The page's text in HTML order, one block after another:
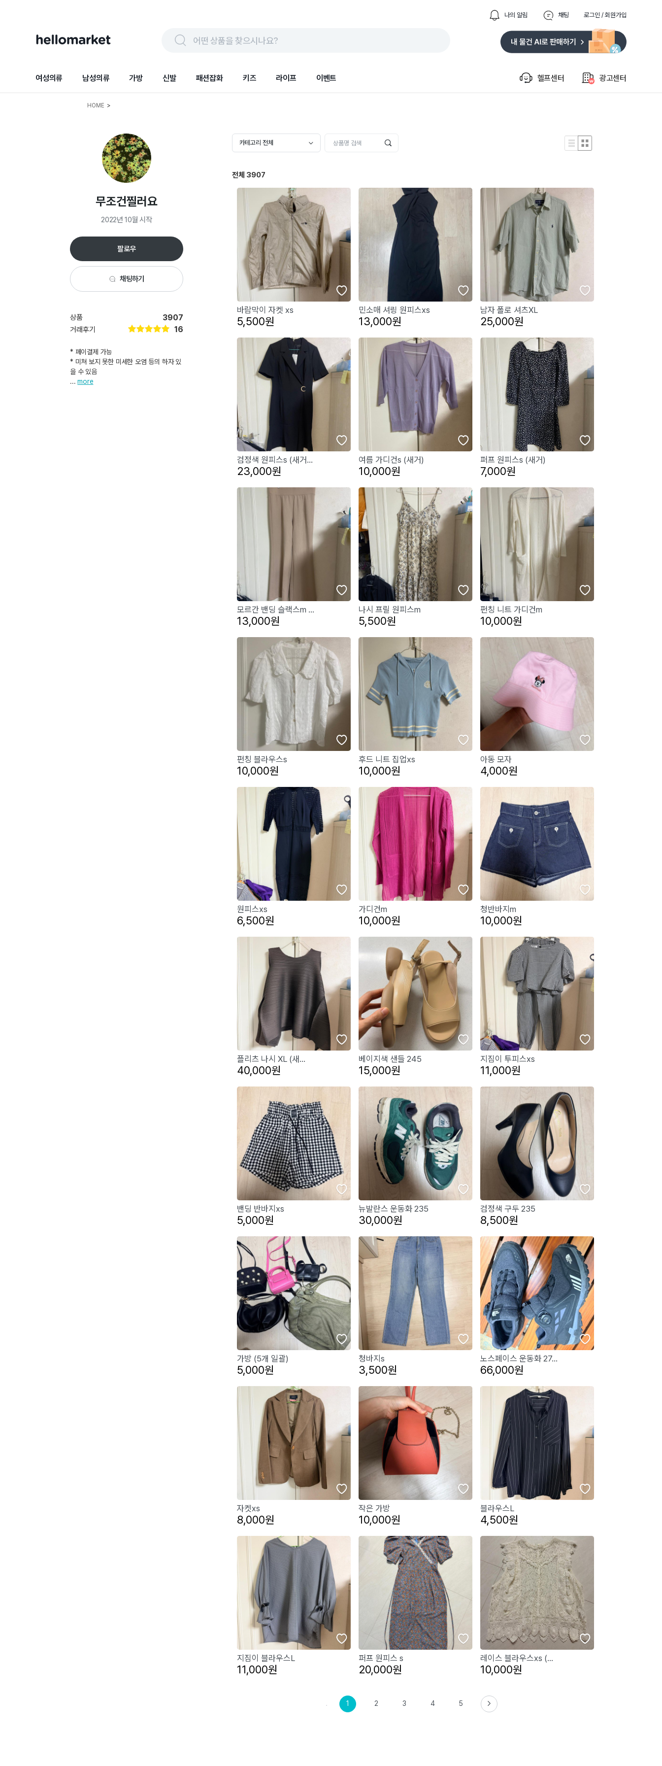
나의 알림 채팅 로그인 / 회원가입
어떤 상품을 찾으시나요?
여성의류 남성의류 가방 신발 패션잡화 키즈 라이프 이벤트 헬프센터 광고센터
HOME >
무조건찔러요
2022년 10월 시작
팔로우
채팅하기
상품 3907
거래후기 16
* 페이결제 가능
* 미쳐 보지 못한 미세한 오염 등의 하자 있
을 수 있음
... more
카테고리 전체
전체 3907
바람막이 자켓 xs
5,500원
민소매 셔링 원피스xs
13,000원
남자 폴로 셔츠XL
25,000원
검정색 원피스s (새거...
23,000원
여름 가디건s (새거)
10,000원
퍼프 원피스s (새거)
7,000원
모르간 밴딩 슬랙스m ...
13,000원
나시 프릴 원피스m
5,500원
펀칭 니트 가디건m
10,000원
펀칭 블라우스s
10,000원
후드 니트 집업xs
10,000원
아동 모자
4,000원
원피스xs
6,500원
가디건m
10,000원
청반바지m
10,000원
플리츠 나시 XL (새...
40,000원
베이지색 샌들 245
15,000원
지짐이 투피스xs
11,000원
밴딩 반바지xs
5,000원
뉴발란스 운동화 235
30,000원
검정색 구두 235
8,500원
가방 (5개 일괄)
5,000원
청바지s
3,500원
노스페이스 운동화 27...
66,000원
자켓xs
8,000원
작은 가방
10,000원
블라우스L
4,500원
지짐이 블라우스L
11,000원
퍼프 원피스 s
20,000원
레이스 블라우스xs (...
10,000원
1 2 3 4 5